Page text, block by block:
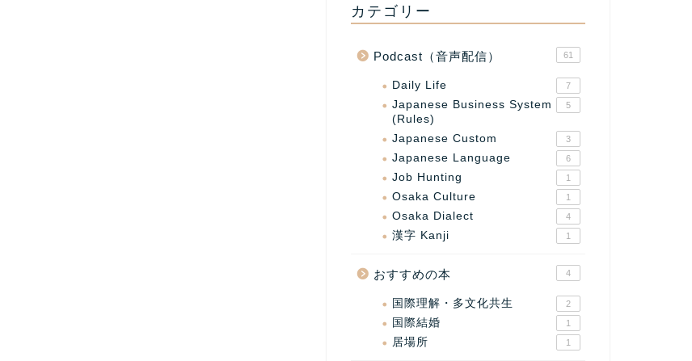
カテゴリー
Podcast（音声配信） 61
Daily Life 7
Japanese Business System
(Rules)
5
Japanese Custom 3
Japanese Language 6
Job Hunting 1
Osaka Culture 1
Osaka Dialect 4
漢字 Kanji 1
おすすめの本 4
国際理解・多文化共生 2
国際結婚 1
居場所 1